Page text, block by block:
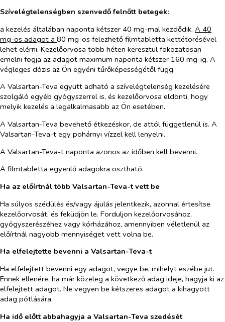
Szívelégtelenségben szenvedő felnőtt betegek:
a kezelés általában naponta kétszer 40 mg-mal kezdődik. A 40
mg-os adagot a 80 mg-os felezhető filmtabletta kettétörésével
lehet elérni. Kezelőorvosa több héten keresztül fokozatosan
emelni fogja az adagot maximum naponta kétszer 160 mg-ig. A
végleges dózis az Ön egyéni tűrőképességétől függ.
A Valsartan-Teva együtt adható a szívelégtelenség kezelésére
szolgáló egyéb gyógyszerrel is, és kezelőorvosa eldönti, hogy
melyik kezelés a legalkalmasabb az Ön esetében.
A Valsartan-Teva bevehető étkezéskor, de attól függetlenül is. A
Valsartan-Teva-t egy pohárnyi vízzel kell lenyelni.
A Valsartan-Teva-t naponta azonos az időben kell bevenni.
A filmtabletta egyenlő adagokra osztható.
Ha az előírtnál több Valsartan-Teva-t vett be
Ha súlyos szédülés és/vagy ájulás jelentkezik, azonnal értesítse
kezelőorvosát, és feküdjön le. Forduljon kezelőorvosához,
gyógyszerészéhez vagy kórházához, amennyiben véletlenül az
előírtnál nagyobb mennyiséget vett volna be.
Ha elfelejtette bevenni a Valsartan-Teva-t
Ha elfelejtett bevenni egy adagot, vegye be, mihelyt eszébe jut.
Ennek ellenére, ha már közeleg a következő adag ideje, hagyja ki az
elfelejtett adagot. Ne vegyen be kétszeres adagot a kihagyott
adag pótlására.
Ha idő előtt abbahagyja a Valsartan-Teva szedését